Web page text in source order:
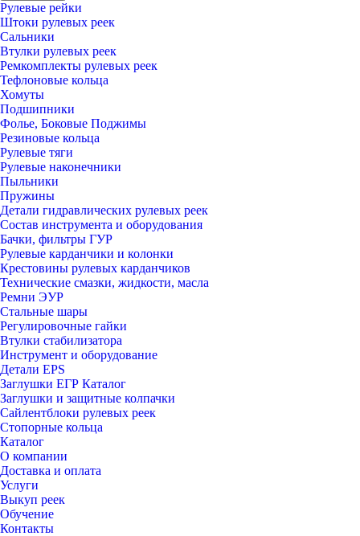
Рулевые рейки
Штоки рулевых реек
Сальники
Втулки рулевых реек
Ремкомплекты рулевых реек
Тефлоновые кольца
Хомуты
Подшипники
Фолье, Боковые Поджимы
Резиновые кольца
Рулевые тяги
Рулевые наконечники
Пыльники
Пружины
Детали гидравлических рулевых реек
Состав инструмента и оборудования
Бачки, фильтры ГУР
Рулевые карданчики и колонки
Крестовины рулевых карданчиков
Технические смазки, жидкости, масла
Ремни ЭУР
Стальные шары
Регулировочные гайки
Втулки стабилизатора
Инструмент и оборудование
Детали EPS
Заглушки ЕГР Каталог
Заглушки и защитные колпачки
Сайлентблоки рулевых реек
Стопорные кольца
Каталог
О компании
Доставка и оплата
Услуги
Выкуп реек
Обучение
Контакты